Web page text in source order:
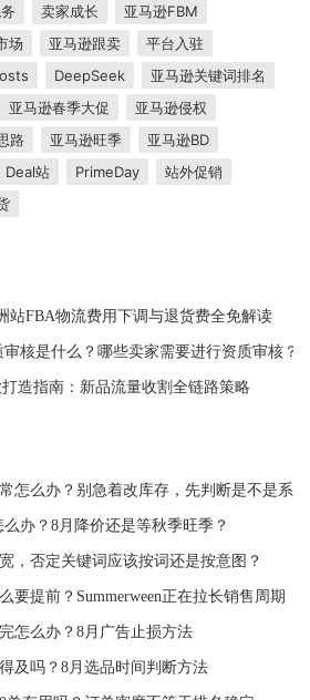
卖家成长
亚马逊FBM
场 亚马逊跟卖
平台入驻
DeepSeek
亚马逊关键词排名
亚马逊春季大促
亚马逊侵权
路 亚马逊旺季
亚马逊BD
Deal站 PrimeDay
站外促销
站FBA物流费用下调与退货费全免解读
核是什么？哪些卖家需要进行资质审核？
造指南：新品流量收割全链路策略
怎么办？别急着改库存，先判断是不是系
办？8月降价还是等秋季旺季？
，否定关键词应该按词还是按意图？
要提前？Summerween正在拉长销售周期
怎么办？8月广告止损方法
及吗？8月选品时间判断方法